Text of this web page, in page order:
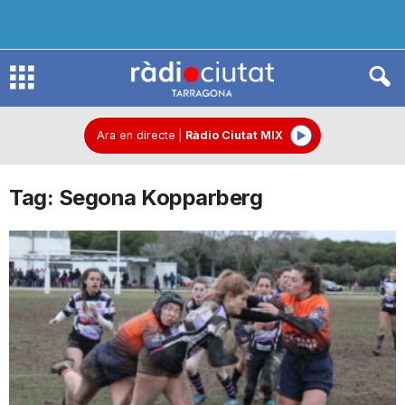
R
d
i
Ara en directe Ràdio Ciutat MIX
Tag: Segona Kopparberg